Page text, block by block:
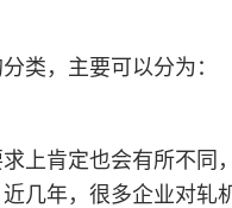
，主要可以分为：
肯定也会有所不同
几年，很多企业对轧